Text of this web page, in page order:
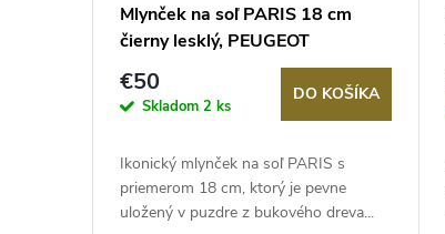
Mlynček na soľ PARIS 18 cm
čierny lesklý, PEUGEOT
€50
Skladom 2 ks
DO KOŠÍKA
Ikonický mlynček na soľ PARIS s
priemerom 18 cm, ktorý je pevne
uložený v puzdre z bukového dreva...